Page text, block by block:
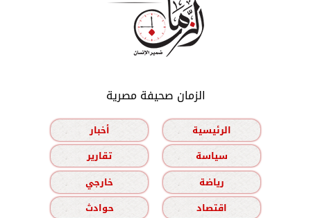
الزمان صحيفة مصرية
الرئيسية
أخبار
سياسة
تقارير
رياضة
خارجي
اقتصاد
حوادث